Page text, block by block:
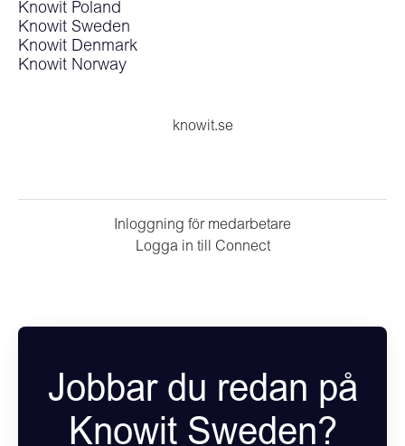
Knowit Poland
Knowit Sweden
Knowit Denmark
Knowit Norway
knowit.se
Inloggning för medarbetare
Logga in till Connect
Jobbar du redan på
Knowit Sweden?